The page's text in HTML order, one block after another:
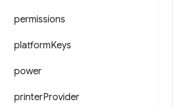
permissions
platformKeys
power
printerProvider